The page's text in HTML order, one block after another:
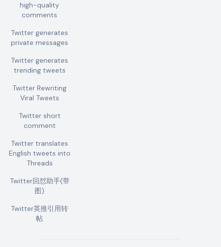
high-quality
comments
Twitter generates
private messages
Twitter generates
trending tweets
Twitter Rewriting
Viral Tweets
Twitter short
comment
Twitter translates
English tweets into
Threads
Twitter回怼助手(带
图)
Twitter英推引用转
帖